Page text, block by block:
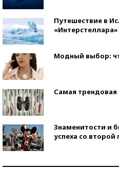
Путешествие в
«Интерстеллара»
Модный выбор:
Самая трендовая
Знаменитости и
успеха со второй